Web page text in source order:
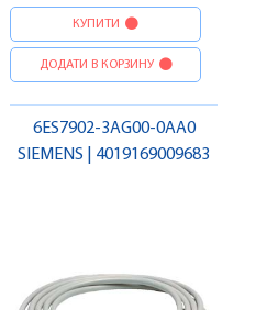
КУПИТИ
ДОДАТИ В КОРЗИНУ
6ES7902-3AG00-0AA0
SIEMENS | 4019169009683